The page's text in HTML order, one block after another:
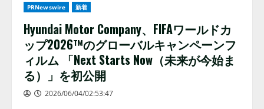
PRNewswire 新着
Hyundai Motor Company、FIFAワールドカ
ップ2026™のグローバルキャンペーンフ
ィルム 「Next Starts Now（未来が今始ま
る）」を初公開
2026/06/04/02:53:47